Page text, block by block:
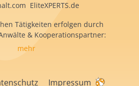
EliteXPERTS.de
Tätigkeiten erfolgen durch
& Kooperationspartner:
mehr
Impressum